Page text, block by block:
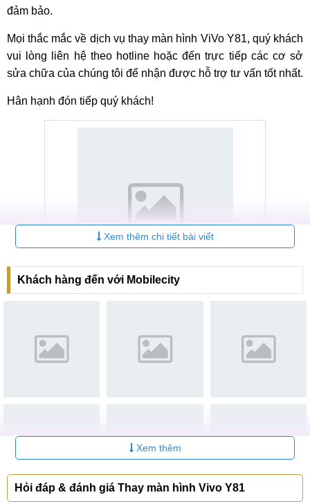
đảm bảo.
Mọi thắc mắc về dịch vụ thay màn hình ViVo Y81, quý khách
vui lòng liên hệ theo hotline hoặc đến trực tiếp các cơ sở
sửa chữa của chúng tôi để nhận được hỗ trợ tư vấn tốt nhất.
Hân hạnh đón tiếp quý khách!
Hệ thống sửa chữa điện thoại di động MobileCity Care
CN 2:398 Cầu Giấy, Q. Cầu Giấy
Hotline:
Xem thêm chi tiết bài viết
Khách hàng đến với Mobilecity
Xem thêm
Hỏi đáp & đánh giá Thay màn hình Vivo Y81